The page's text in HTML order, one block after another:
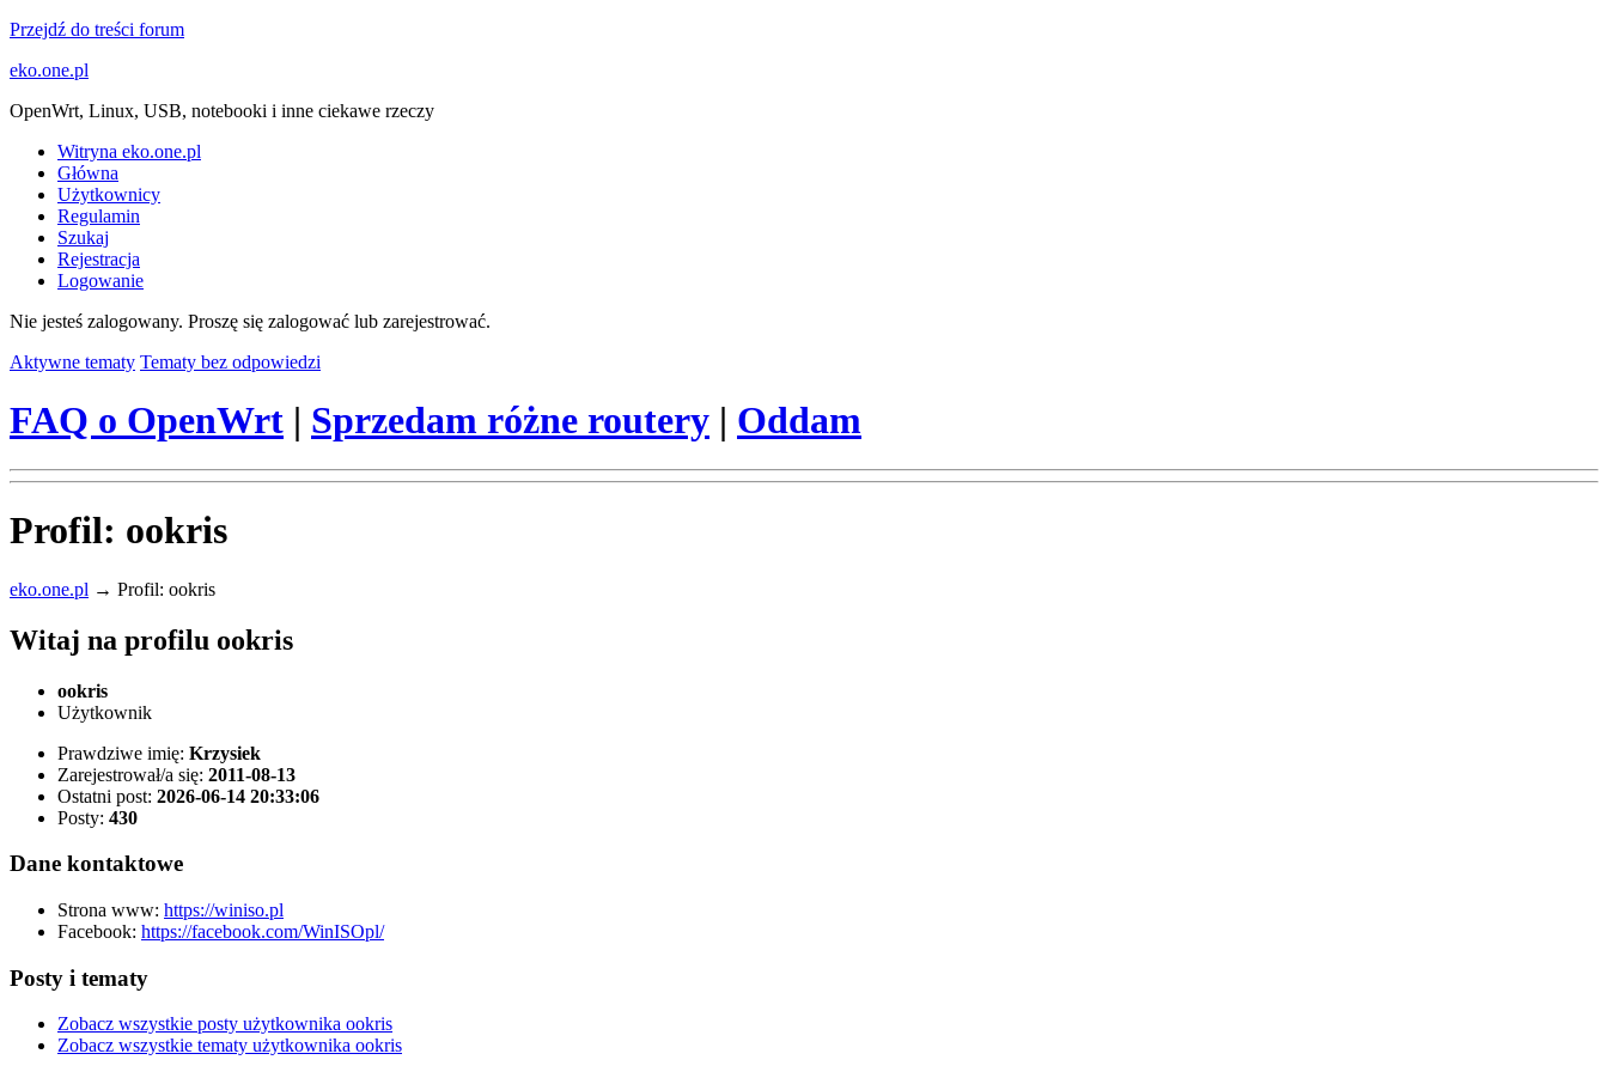
Przejdź do treści forum
eko.one.pl
OpenWrt, Linux, USB, notebooki i inne ciekawe rzeczy
Witryna eko.one.pl
Główna
Użytkownicy
Regulamin
Szukaj
Rejestracja
Logowanie
Nie jesteś zalogowany. Proszę się zalogować lub zarejestrować.
Aktywne tematy Tematy bez odpowiedzi
FAQ o OpenWrt | Sprzedam różne routery | Oddam
Profil: ookris
eko.one.pl → Profil: ookris
Witaj na profilu ookris
ookris
Użytkownik
Prawdziwe imię: Krzysiek
Zarejestrował/a się: 2011-08-13
Ostatni post: 2026-06-14 20:33:06
Posty: 430
Dane kontaktowe
Strona www: https://winiso.pl
Facebook: https://facebook.com/WinISOpl/
Posty i tematy
Zobacz wszystkie posty użytkownika ookris
Zobacz wszystkie tematy użytkownika ookris